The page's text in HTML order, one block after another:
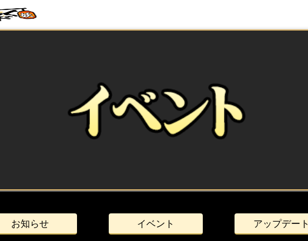
お知らせ イベント アップデート